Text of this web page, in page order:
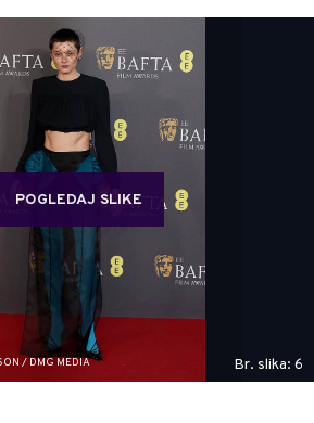
POGLEDAJ SLIKE
/ DMG MEDIA Br. slika: 6